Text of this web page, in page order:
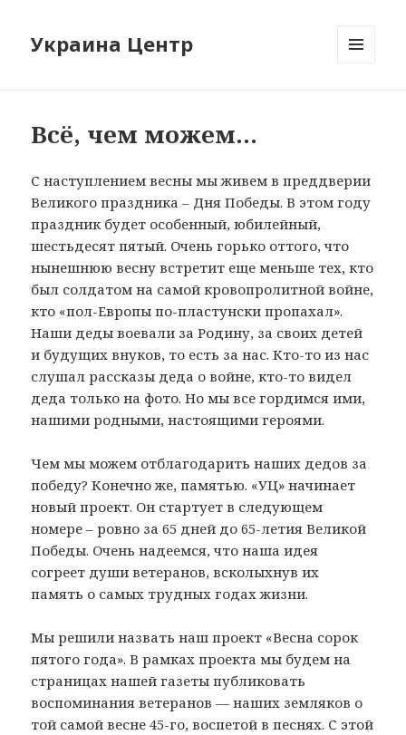
Украина Центр
Всё, чем можем…
С наступлением весны мы живем в преддверии
Великого праздника – Дня Победы. В этом году
праздник будет особенный, юбилейный,
шестьдесят пятый. Очень горько оттого, что
нынешнюю весну встретит еще меньше тех, кто
был солдатом на самой кровопролитной войне,
кто «пол-Европы по-пластунски пропахал».
Наши деды воевали за Родину, за своих детей
и будущих внуков, то есть за нас. Кто-то из нас
слушал рассказы деда о войне, кто-то видел
деда только на фото. Но мы все гордимся ими,
нашими родными, настоящими героями.
Чем мы можем отблагодарить наших дедов за
победу? Конечно же, памятью. «УЦ» начинает
новый проект. Он стартует в следующем
номере – ровно за 65 дней до 65-летия Великой
Победы. Очень надеемся, что наша идея
согреет души ветеранов, всколыхнув их
память о самых трудных годах жизни.
Мы решили назвать наш проект «Весна сорок
пятого года». В рамках проекта мы будем на
страницах нашей газеты публиковать
воспоминания ветеранов — наших земляков о
той самой весне 45-го, воспетой в песнях. С этой